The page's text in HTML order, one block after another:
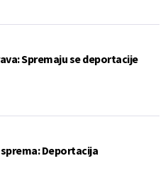
Spremaju se deportacije
Deportacija